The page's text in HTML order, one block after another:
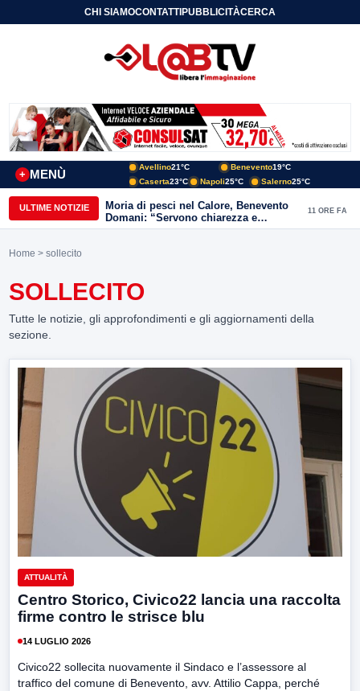
CHI SIAMOCONTATTIPUBBLICITÀCERCA
MENÙ
+
Avellino21°C Benevento19°C
Caserta23°C Napoli25°C Salerno25°C
ULTIME NOTIZIE
Moria di pesci nel Calore, Benevento
Domani: “Servono chiarezza e
approfondimenti sulla gestione
11 ORE FA
Home > sollecito
SOLLECITO
Tutte le notizie, gli approfondimenti e gli aggiornamenti della
sezione.
ATTUALITÀ
Centro Storico, Civico22 lancia una raccolta
firme contro le strisce blu
14 LUGLIO 2026
Civico22 sollecita nuovamente il Sindaco e l’assessore al
traffico del comune di Benevento, avv. Attilio Cappa, perché